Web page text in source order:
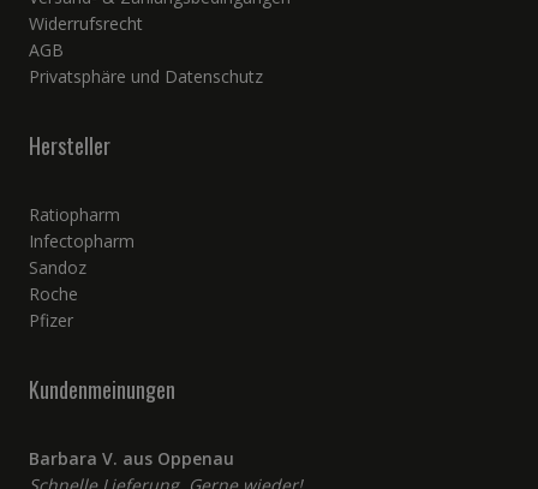
Widerrufsrecht
AGB
Privatsphäre und Datenschutz
Hersteller
Ratiopharm
Infectopharm
Sandoz
Roche
Pfizer
Kundenmeinungen
Barbara V. aus Oppenau
Schnelle Lieferung. Gerne wieder!